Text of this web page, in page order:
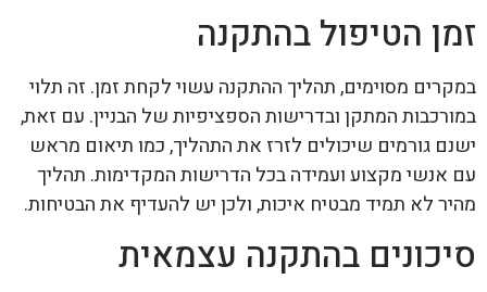
זמן הטיפול בהתקנה
במקרים מסוימים, תהליך ההתקנה עשוי לקחת זמן. זה תלוי
במורכבות המתקן ובדרישות הספציפיות של הבניין. עם זאת,
ישנם גורמים שיכולים לזרז את התהליך, כמו תיאום מראש
עם אנשי מקצוע ועמידה בכל הדרישות המקדימות. תהליך
מהיר לא תמיד מבטיח איכות, ולכן יש להעדיף את הבטיחות.
סיכונים בהתקנה עצמאית